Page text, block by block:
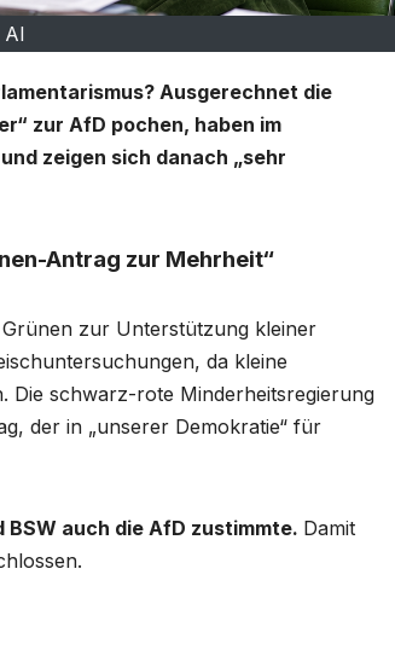
AI
Ausgerechnet die
zur AfD pochen, haben im
zeigen sich danach „sehr
Antrag zur Mehrheit“
zur Unterstützung kleiner
da kleine
Die schwarz-rote Minderheitsregierung
der in „unserer Demokratie“ für
auch die AfD zustimmte. Damit